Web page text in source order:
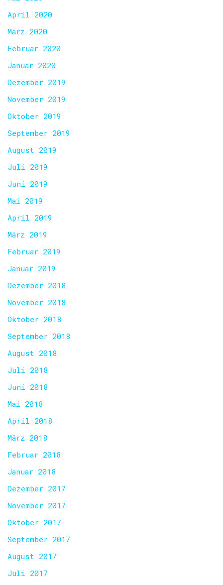
April 2020
März 2020
Februar 2020
Januar 2020
Dezember 2019
November 2019
Oktober 2019
September 2019
August 2019
Juli 2019
Juni 2019
Mai 2019
April 2019
März 2019
Februar 2019
Januar 2019
Dezember 2018
November 2018
Oktober 2018
September 2018
August 2018
Juli 2018
Juni 2018
Mai 2018
April 2018
März 2018
Februar 2018
Januar 2018
Dezember 2017
November 2017
Oktober 2017
September 2017
August 2017
Juli 2017